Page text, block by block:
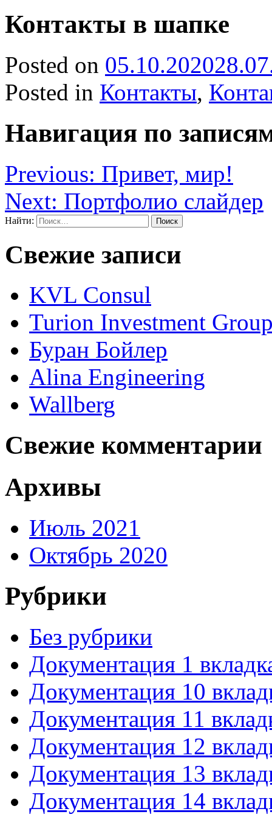
Контакты в шапке
Posted on 05.10.2020
Posted in Контакты,
Навигация по
Previous: Привет, мир!
Next: Портфолио слайдер
Найти:
Свежие записи
KVL Consul
Turion Investment
Буран Бойлер
Alina Engineering
Wallberg
Свежие комментарии
Архивы
Июль 2021
Октябрь 2020
Рубрики
Без рубрики
Документация 1
Документация 10
Документация 11
Документация 12
Документация 13
Документация 14